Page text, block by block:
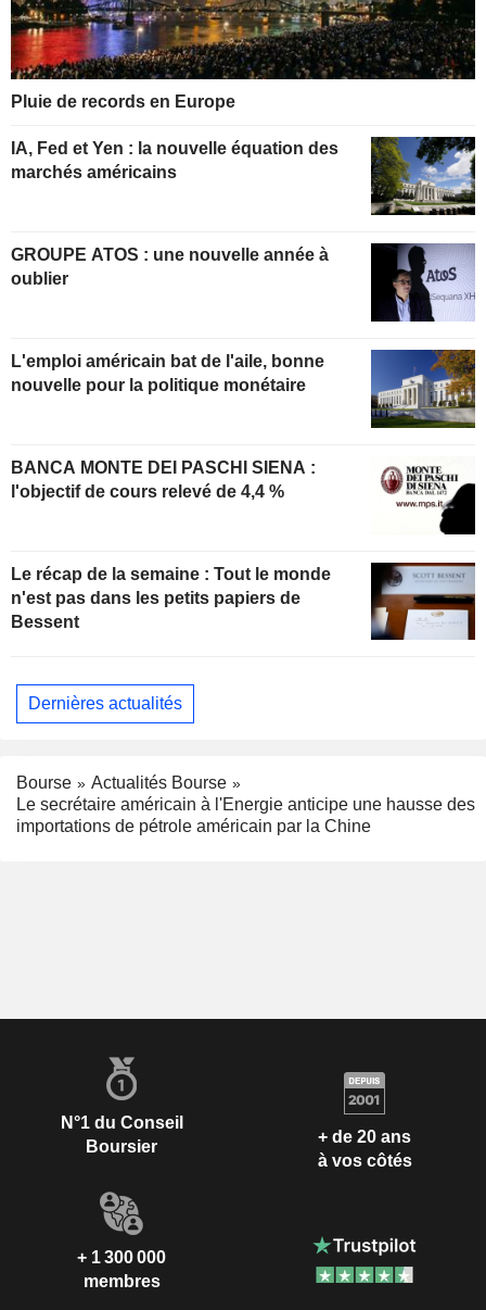
Pluie de records en Europe
IA, Fed et Yen : la nouvelle équation des
marchés américains
GROUPE ATOS : une nouvelle année à
oublier
L'emploi américain bat de l'aile, bonne
nouvelle pour la politique monétaire
BANCA MONTE DEI PASCHI SIENA :
l'objectif de cours relevé de 4,4 %
Le récap de la semaine : Tout le monde
n'est pas dans les petits papiers de
Bessent
Dernières actualités
Bourse
Actualités Bourse
Le secrétaire américain à l'Energie anticipe une hausse des
importations de pétrole américain par la Chine
N°1 du Conseil
Boursier
+ de 20 ans
à vos côtés
+ 1 300 000
membres